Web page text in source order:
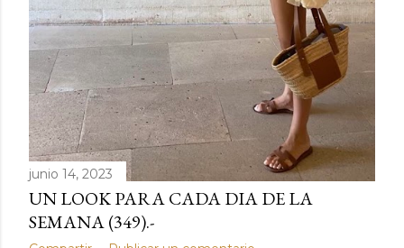
junio 14, 2023
UN LOOK PARA CADA DIA DE LA
SEMANA (349).-